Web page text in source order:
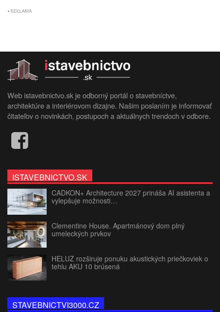
Web istavebnictvo.sk je odborný portál o stavebníctve,
architektúre a interiérovom dizajne. Našim poslaním je informovať
čitateľov o novinkách, postupoch a aktuálnych trendoch v odbore.
ISTAVEBNICTVO.SK
CADKON+ Architecture 2027 prináša AI asistenta a
vylepšuje možnosti…
Clementine House. Apartmánový dom plný
umeleckých prvkov
HELUZ rozširuje ponuku akustických priečkoviek o
tehlu AKU 10 brúsená
STAVEBNICTVI3000.CZ